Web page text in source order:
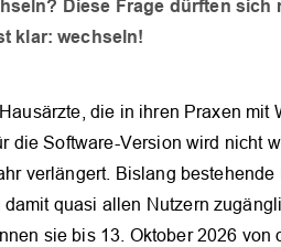
Diese Frage dürften
klar: wechseln!
die in ihren Praxen mit
die Software-Version wird nicht
verlängert. Bislang
quasi allen Nutzern
sie bis 13. Oktober 2026